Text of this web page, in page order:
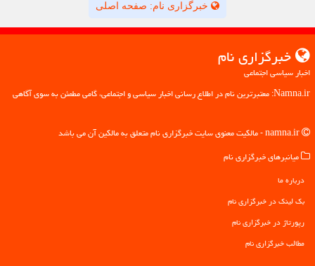
خبرگزاری نام: صفحه اصلی
خبرگزاری نام
اخبار سیاسی اجتماعی
Namna.ir: معتبرترین نام در اطلاع رسانی اخبار سیاسی و اجتماعی، گامی مطمئن به سوی آگاهی
میانبرهای خبرگزاری نام
درباره ما
بک لینک در خبرگزاری نام
رپورتاژ در خبرگزاری نام
مطالب خبرگزاری نام